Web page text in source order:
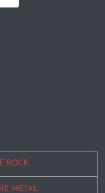
ROCK
METAL